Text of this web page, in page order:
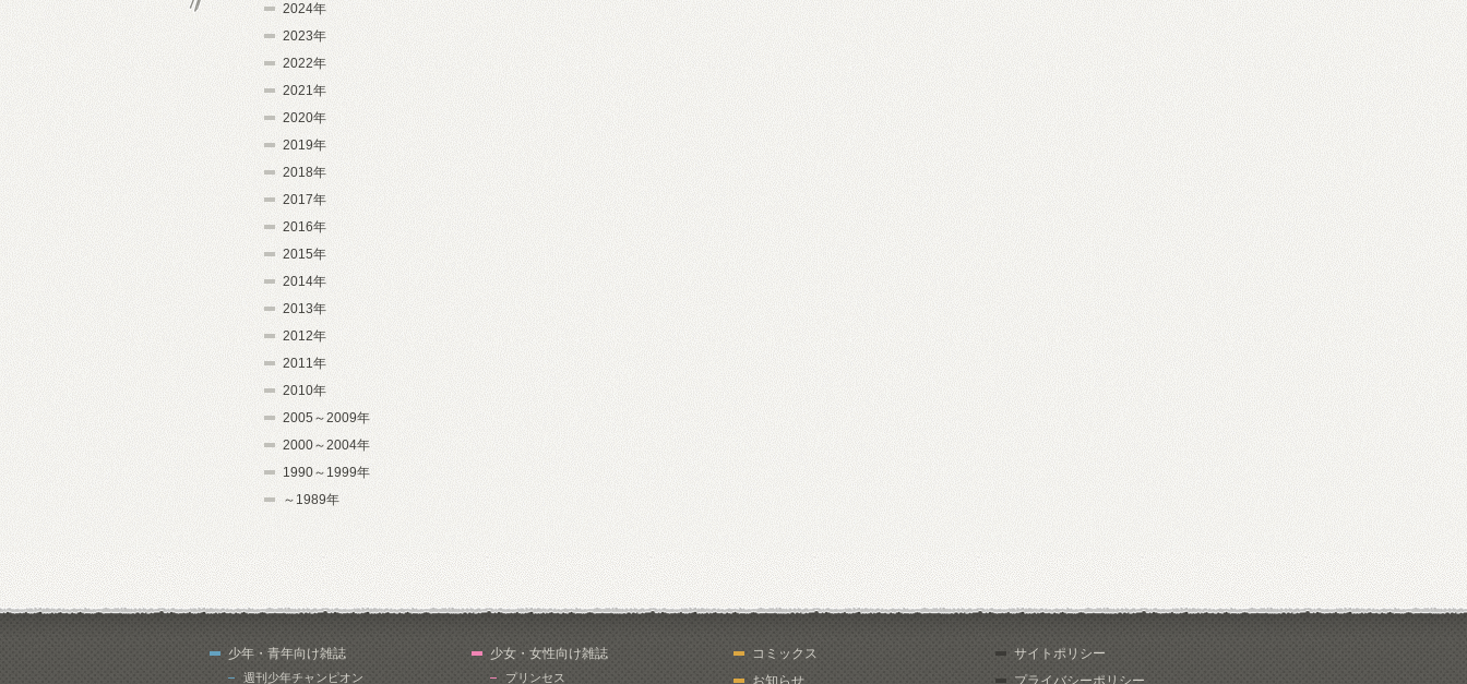
2024年
2023年
2022年
2021年
2020年
2019年
2018年
2017年
2016年
2015年
2014年
2013年
2012年
2011年
2010年
2005～2009年
2000～2004年
1990～1999年
～1989年
少年・青年向け雑誌
週刊少年チャンピオン
少女・女性向け雑誌
プリンセス
コミックス
お知らせ
サイトポリシー
プライバシーポリシー